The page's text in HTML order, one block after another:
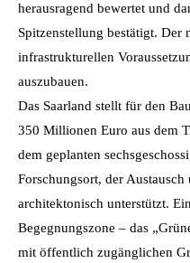
herausragend bewertet und
Spitzenstellung bestätigt. Der
infrastrukturellen
auszubauen.
Das Saarland stellt für den
350 Millionen Euro aus dem
dem geplanten
Forschungsort, der
architektonisch unterstützt.
Begegnungszone – das
mit öffentlich zugänglichen